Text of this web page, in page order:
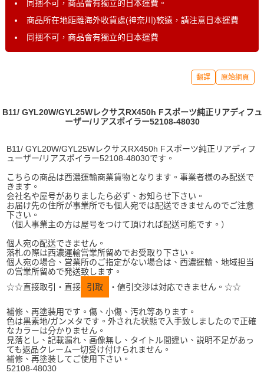
同捆不可，商品會有獨立的日本運費。
商品所在地距離海外收貨處(神奈川)較遠，請注意日本運費
同捆不可，商品會有獨立的日本運費
翻譯 原始網頁
B11/ GYL20W/GYL25WレクサスRX450h Fスポーツ純正リアディフュ
ーザー/リアスポイラー52108-48030
B11/ GYL20W/GYL25WレクサスRX450h Fスポーツ純正リアディフ
ューザー/リアスポイラー52108-48030です。
こちらの商品は西濃運輸商業貨物となります。事業者様のみ配送で
きます。
会社名や屋号がありましたら必ず、お知らせ下さい。
お届け先の住所が事業所でも個人宛では配送できませんのでご注意
下さい。
（個人事業主の方は屋号をつけて頂ければ配送可能です。）
個人宛の配送できません。
落札の際は西濃運輸営業所留めでお受取り下さい。
個人宛の場合、営業所のご指定がない場合は、西濃運輸、地域担当
の営業所留めで発送致します。
☆☆直接取引・直接
引取 ・値引交渉は対応できません。☆☆
補修、再塗装用です。傷、小傷、汚れ等あります。
色は黒素地/ガンメタです。外された状態で入手致しましたので正確
なカラーは分かりません。
見落とし、記載漏れ、画像無し、タイトル間違い、説明不足があっ
ても返品クレーム一切受け付けられません。
補修、再塗装してご使用下さい。
52108-48030